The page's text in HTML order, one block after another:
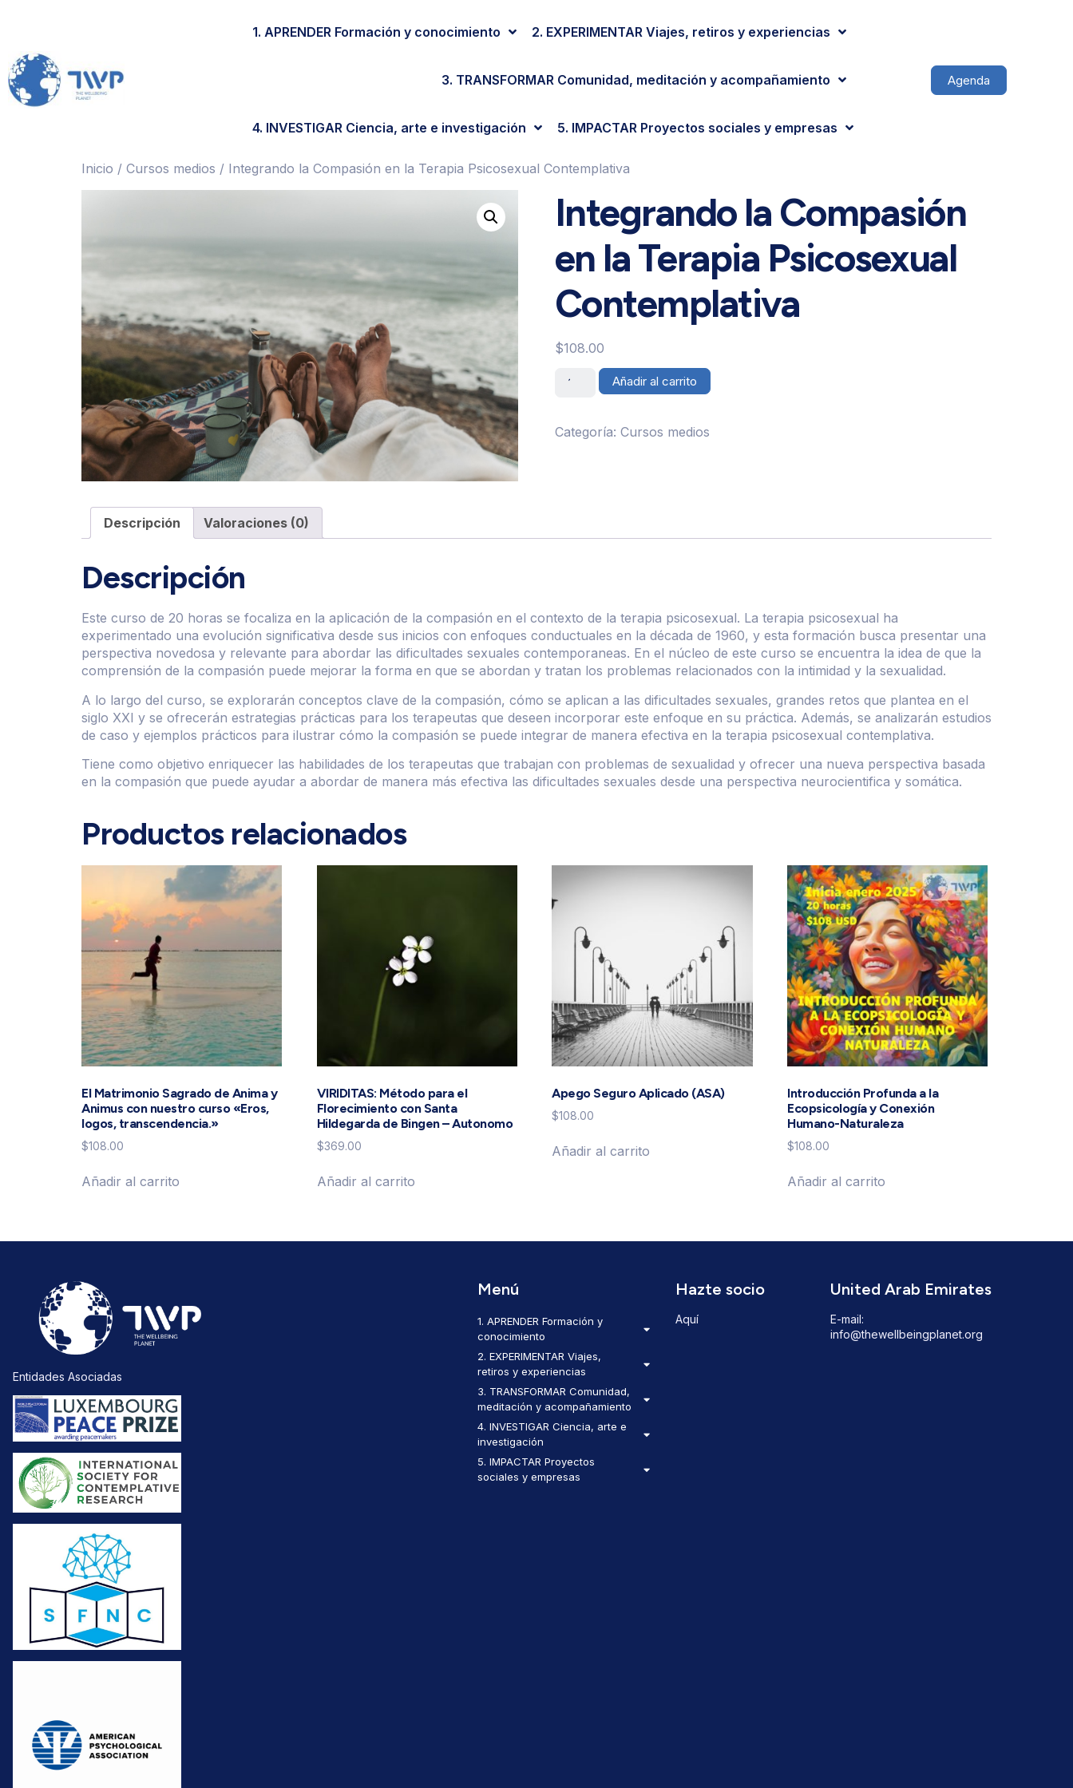
1. APRENDER Formación y conocimiento 2. EXPERIMENTAR Viajes, retiros y experiencias
3. TRANSFORMAR Comunidad, meditación y acompañamiento
4. INVESTIGAR Ciencia, arte e investigación 5. IMPACTAR Proyectos sociales y empresas
Agenda
Inicio / Cursos medios / Integrando la Compasión en la Terapia Psicosexual Contemplativa
Integrando la Compasión
en la Terapia Psicosexual
Contemplativa
$108.00
Añadir al carrito
Categoría: Cursos medios
Descripción Valoraciones (0)
Descripción
Este curso de 20 horas se focaliza en la aplicación de la compasión en el contexto de la terapia psicosexual. La terapia psicosexual ha
experimentado una evolución significativa desde sus inicios con enfoques conductuales en la década de 1960, y esta formación busca presentar una
perspectiva novedosa y relevante para abordar las dificultades sexuales contemporaneas. En el núcleo de este curso se encuentra la idea de que la
comprensión de la compasión puede mejorar la forma en que se abordan y tratan los problemas relacionados con la intimidad y la sexualidad.
A lo largo del curso, se explorarán conceptos clave de la compasión, cómo se aplican a las dificultades sexuales, grandes retos que plantea en el
siglo XXI y se ofrecerán estrategias prácticas para los terapeutas que deseen incorporar este enfoque en su práctica. Además, se analizarán estudios
de caso y ejemplos prácticos para ilustrar cómo la compasión se puede integrar de manera efectiva en la terapia psicosexual contemplativa.
Tiene como objetivo enriquecer las habilidades de los terapeutas que trabajan con problemas de sexualidad y ofrecer una nueva perspectiva basada
en la compasión que puede ayudar a abordar de manera más efectiva las dificultades sexuales desde una perspectiva neurocientifica y somática.
Productos relacionados
El Matrimonio Sagrado de Anima y
Animus con nuestro curso «Eros,
logos, transcendencia.»
$108.00
Añadir al carrito
VIRIDITAS: Método para el
Florecimiento con Santa
Hildegarda de Bingen – Autonomo
$369.00
Añadir al carrito
Apego Seguro Aplicado (ASA)
$108.00
Añadir al carrito
Introducción Profunda a la
Ecopsicología y Conexión
Humano-Naturaleza
$108.00
Añadir al carrito
Entidades Asociadas
Menú
1. APRENDER Formación y
conocimiento
2. EXPERIMENTAR Viajes,
retiros y experiencias
3. TRANSFORMAR Comunidad,
meditación y acompañamiento
4. INVESTIGAR Ciencia, arte e
investigación
5. IMPACTAR Proyectos
sociales y empresas
Hazte socio
Aquí
United Arab Emirates
E-mail:
info@thewellbeingplanet.org